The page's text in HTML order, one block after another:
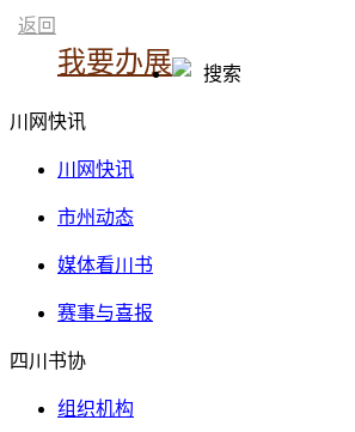
返回
我要办展 搜索
川网快讯
川网快讯
市州动态
媒体看川书
赛事与喜报
四川书协
组织机构